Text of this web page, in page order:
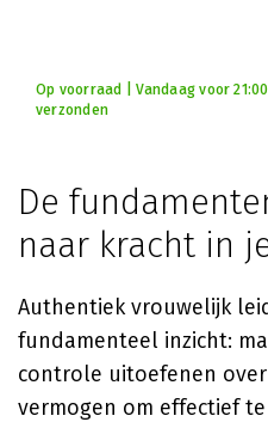
Op voorraad | Vandaag voor
verzonden
De
naar kracht in
Authentiek vrouwelijk
fundamenteel inzicht:
controle uitoefenen
vermogen om effectief